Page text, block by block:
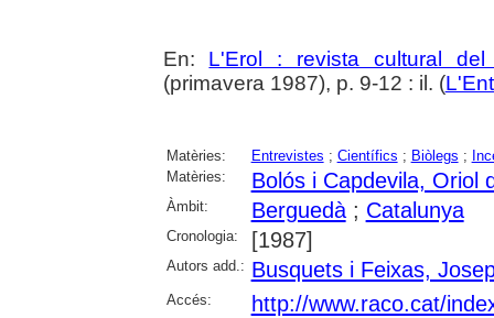
En: L'Erol : revista cultural del
(primavera 1987), p. 9-12 : il. (
Matèries: Entrevistes ; Científics ; Biòlegs ;
Matèries:
Bolós i Capdevila, Oriol
Àmbit: Berguedà; Catalunya
Cronologia: [1987]
Autors add.: Busquets i Feixas,
Accés: http://www.raco.cat/